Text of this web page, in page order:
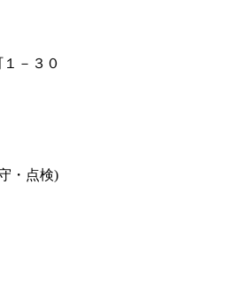
－３０
・点検)